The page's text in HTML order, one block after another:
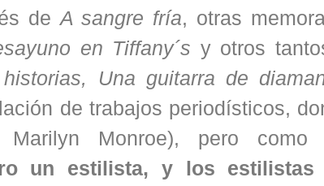
deA sangre fría, otras
en Tiffany´s y otros
Una guitarra de
de trabajos periodísticos,
Monroe), pero como
un estilista, y los estilistas